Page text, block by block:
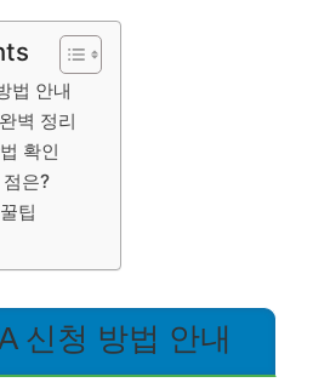
법 안내
벽 정리
확인
은?
팁
신청 방법 안내